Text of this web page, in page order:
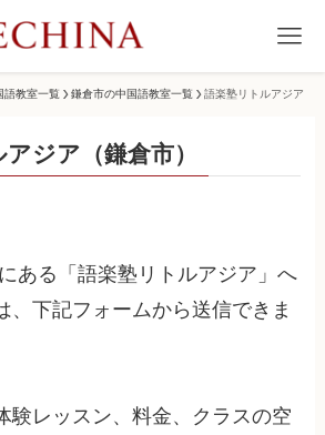
語教室一覧 鎌倉市の中国語教室一覧 語楽塾リトルアジア
ジア（鎌倉市）
ある「語楽塾リトルアジア」へ
、下記フォームから送信できま
験レッスン、料金、クラスの空